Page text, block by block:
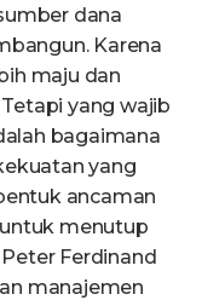
dana
Karena
maju dan
yang wajib
bagaimana
yang
ancaman
menutup
Ferdinand
manajemen